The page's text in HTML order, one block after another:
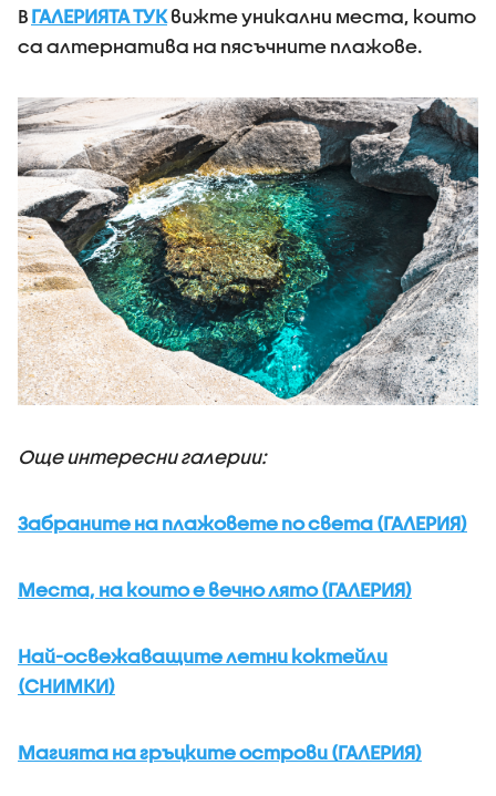
В ГАЛЕРИЯТА ТУКвижте уникални места, които
са алтернатива на пясъчните плажове.
Още интересни галерии:
Забраните на плажовете по света (ГАЛЕРИЯ)
Места, на които е вечно лято (ГАЛЕРИЯ)
Най-освежаващите летни коктейли
(СНИМКИ)
Магията на гръцките острови (ГАЛЕРИЯ)